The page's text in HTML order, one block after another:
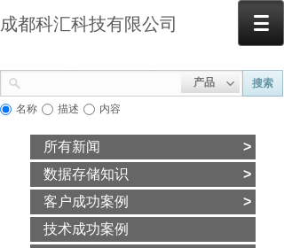
成都科汇科技有限公司
产品 搜索
名称 描述 内容
所有新闻
>
数据存储知识
>
客户成功案例
>
技术成功案例